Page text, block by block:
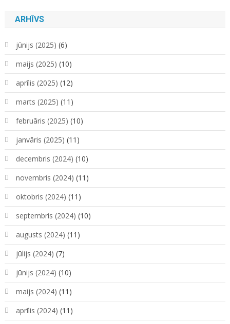
ARHĪVS
jūnijs (2025) (6)
maijs (2025) (10)
aprīlis (2025) (12)
marts (2025) (11)
februāris (2025) (10)
janvāris (2025) (11)
decembris (2024) (10)
novembris (2024) (11)
oktobris (2024) (11)
septembris (2024) (10)
augusts (2024) (11)
jūlijs (2024) (7)
jūnijs (2024) (10)
maijs (2024) (11)
aprīlis (2024) (11)